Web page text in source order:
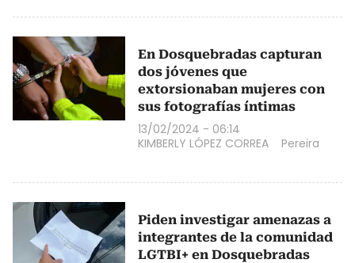
En Dosquebradas capturan
dos jóvenes que
extorsionaban mujeres con
sus fotografías íntimas
13/02/2024 - 06:14
KIMBERLY LÓPEZ CORREA
Pereira
Piden investigar amenazas a
integrantes de la comunidad
LGTBI+ en Dosquebradas